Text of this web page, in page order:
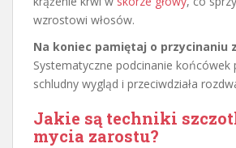
wzrostowi włosów.
Na koniec pamiętaj o przycinaniu
Systematyczne podcinanie końcówek
schludny wygląd i przeciwdziała
Jakie są techniki
mycia zarostu?